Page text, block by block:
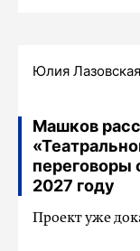
Юлия Лазовская
Машков
переговоры
2027 году
Проект уже